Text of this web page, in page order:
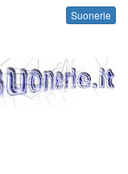
Suonerie